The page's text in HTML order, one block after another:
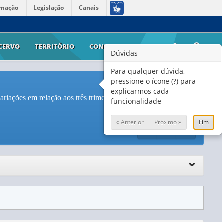
Legislação Canais
TERRITÓRIO CONTATO AJUDA
em relação aos três trimestres móveis anteriores e ao
Dúvidas
Para qualquer dúvida,
pressione o ícone (?) para
explicarmos cada
funcionalidade
« Anterior Próximo » Fim